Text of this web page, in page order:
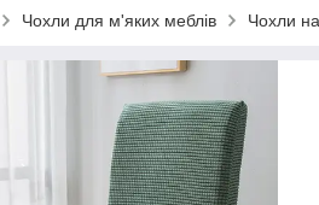
Чохли для м'яких меблів Чохли